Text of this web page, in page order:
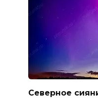
Северное